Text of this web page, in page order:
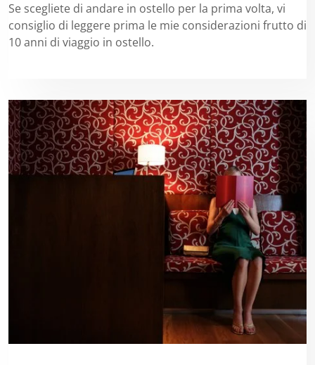
Se scegliete di andare in ostello per la prima volta, vi
consiglio di leggere prima le mie considerazioni frutto di
10 anni di viaggio in ostello.